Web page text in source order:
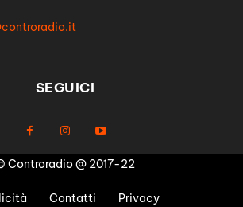
SEGUICI
Controradio @ 2017-22
Contatti Privacy